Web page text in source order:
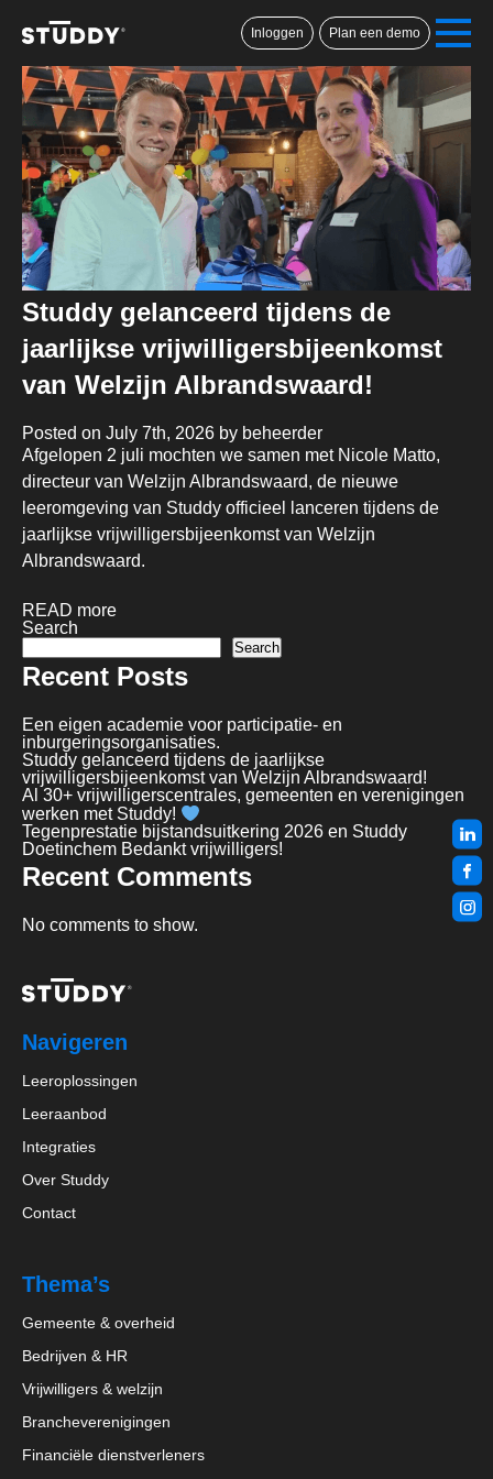
Inloggen Plan een demo
Studdy gelanceerd tijdens de
jaarlijkse vrijwilligersbijeenkomst
van Welzijn Albrandswaard!
Posted on July 7th, 2026 by beheerder
Afgelopen 2 juli mochten we samen met Nicole Matto,
directeur van Welzijn Albrandswaard, de nieuwe
leeromgeving van Studdy officieel lanceren tijdens de
jaarlijkse vrijwilligersbijeenkomst van Welzijn
Albrandswaard.
READ more
Search
Search
Recent Posts
Een eigen academie voor participatie- en
inburgeringsorganisaties.
Studdy gelanceerd tijdens de jaarlijkse
vrijwilligersbijeenkomst van Welzijn Albrandswaard!
Al 30+ vrijwilligerscentrales, gemeenten en verenigingen
werken met Studdy!
Tegenprestatie bijstandsuitkering 2026 en Studdy
Doetinchem Bedankt vrijwilligers!
Recent Comments
No comments to show.
Navigeren
Leeroplossingen
Leeraanbod
Integraties
Over Studdy
Contact
Thema’s
Gemeente & overheid
Bedrijven & HR
Vrijwilligers & welzijn
Brancheverenigingen
Financiële dienstverleners